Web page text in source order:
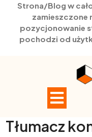
Strona/Blog w
zamieszczone
pozycjonowanie
pochodzi od
Tłumacz